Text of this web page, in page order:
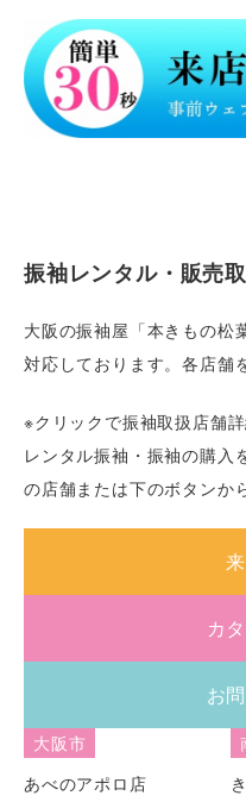
振袖レンタル・販売
大阪の振袖屋「本きもの松
対応しております。各店舗
※クリックで振袖取扱店舗
レンタル振袖・振袖の購入
の店舗または下のボタンか
カ
お
大阪市
あべのアポロ店